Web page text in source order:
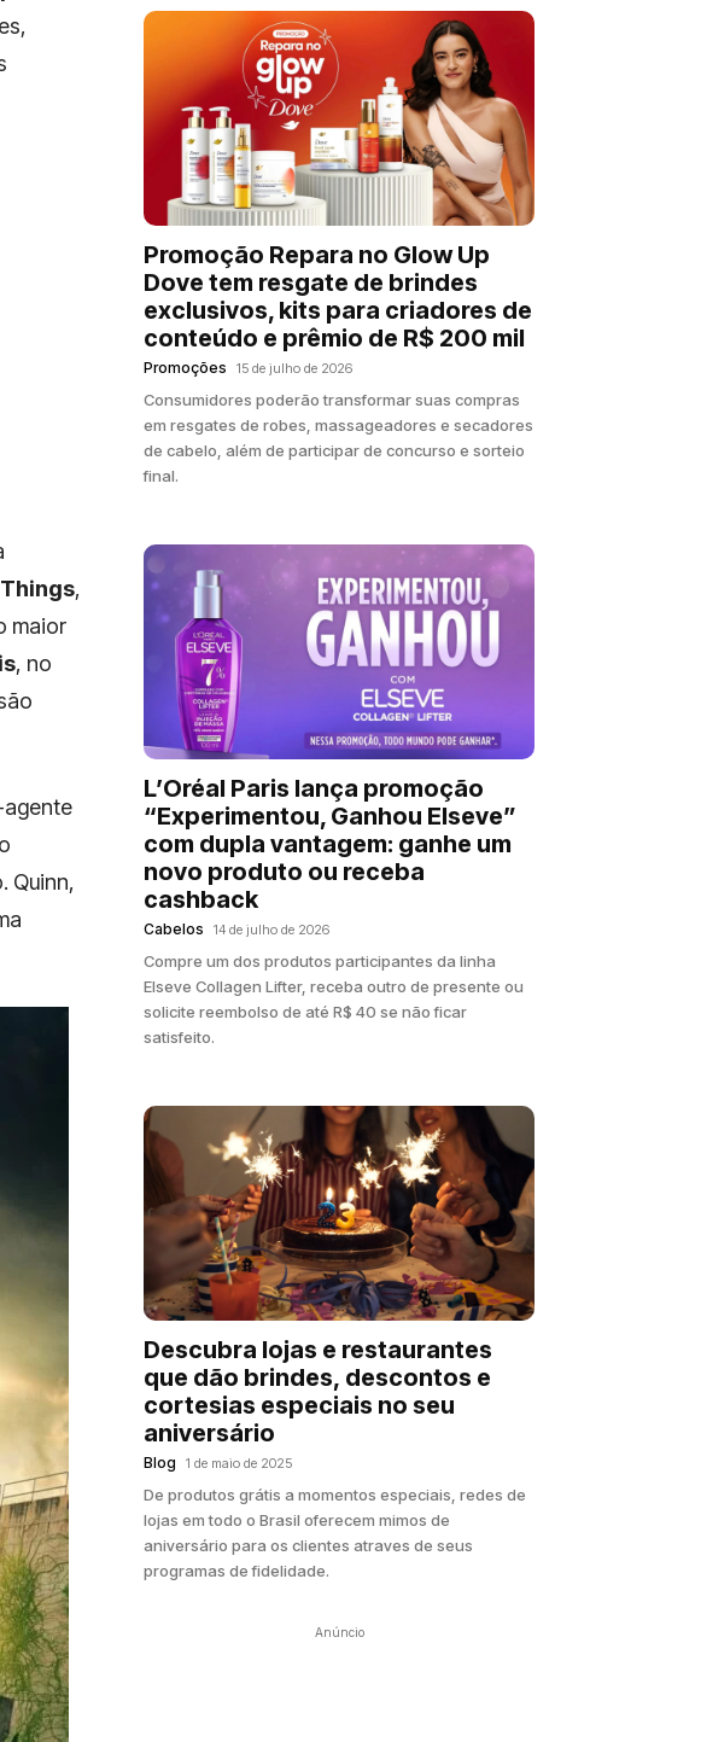
,
maior
, no
agente
Quinn,
Promoção Repara no Glow Up
Dove tem resgate de brindes
exclusivos, kits para criadores de
conteúdo e prêmio de R$ 200 mil
Promoções 15 de julho de 2026
Consumidores poderão transformar suas compras
em resgates de robes, massageadores e secadores
de cabelo, além de participar de concurso e sorteio
final.
L’Oréal Paris lança promoção
“Experimentou, Ganhou Elseve”
com dupla vantagem: ganhe um
novo produto ou receba
cashback
Cabelos 14 de julho de 2026
Compre um dos produtos participantes da linha
Elseve Collagen Lifter, receba outro de presente ou
solicite reembolso de até R$ 40 se não ficar
satisfeito.
Descubra lojas e restaurantes
que dão brindes, descontos e
cortesias especiais no seu
aniversário
Blog 1 de maio de 2025
De produtos grátis a momentos especiais, redes de
lojas em todo o Brasil oferecem mimos de
aniversário para os clientes atraves de seus
programas de fidelidade.
Anúncio